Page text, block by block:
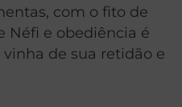
com o fito de
Néfi e obediência é
de sua retidão e